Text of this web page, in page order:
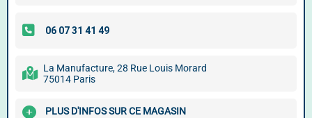
La Manufacture, 28 Rue Louis Morard
75014 Paris
PLUS D'INFOS SUR CE MAGASIN